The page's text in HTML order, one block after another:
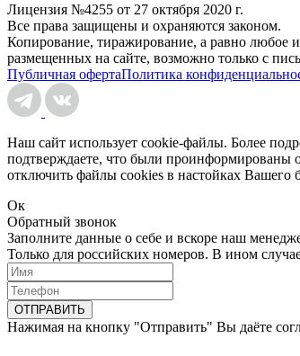
Лицензия №4255 от 27 октября 2020 г.
Все права защищены и охраняются законом.
Копирование, тиражирование, а равно любое
размещенных на сайте, возможно только с
Публичная офертаПолитика
Наш сайт использует cookie-файлы. Более
подтверждаете, что были
отключить файлы cookies в настойках Вашего
Ок
Обратный звонок
Заполните данные о себе и вскоре наш
Только для российских номеров. В ином
ОТПРАВИТЬ
Нажимая на кнопку "Отправить" Вы даёте